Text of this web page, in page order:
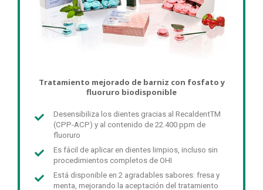
Tratamiento mejorado de barniz con fosfato y
fluoruro biodisponible
Desensibiliza los dientes gracias al RecaldentTM
(CPP-ACP) y al contenido de 22.400 ppm de
fluoruro
Es fácil de aplicar en dientes limpios, incluso sin
procedimientos completos de OHI
Está disponible en 2 agradables sabores: fresa y
menta, mejorando la aceptación del tratamiento